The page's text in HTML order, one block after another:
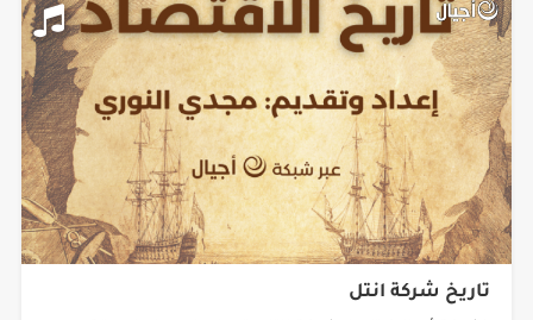
تاريخ شركة انتل